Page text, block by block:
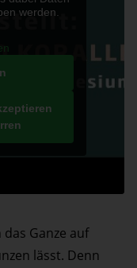
werden.
fest, dass
Trinkwasser
Korallenriffe. Und
reichern das
und
Ganze auf
lässt. Denn